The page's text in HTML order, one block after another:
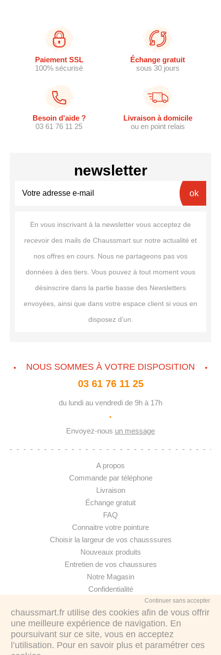
Paiement SSL
100% sécurisé
Échange gratuit
sous 30 jours
Besoin d'aide ?
03 61 76 11 25
Livraison à domicile
ou en point relais
newsletter
ok
En vous inscrivant à la newsletter vous acceptez de
recevoir des mails de Chaussmart sur notre actualité et
nos offres en cours. Nous ne partageons pas vos
données à des tiers. Vous pouvez à tout moment vous
désinscrire dans la partie basse des Newsletters
envoyées, ainsi que dans votre espace client si vous en
disposez d’un.
chaussmart.fr utilise des cookies afin de vous offrir
une meilleure expérience de navigation. En
poursuivant sur ce site, vous en acceptez
l’utilisation. Pour en savoir plus et paramétrer ces
Continuer sans accepter
NOUS SOMMES À VOTRE DISPOSITION
03 61 76 11 25
du lundi au vendredi de 9h à 17h
·
Envoyez-nous un message
A propos
Commande par téléphone
Livraison
Échange gratuit
FAQ
Connaitre votre pointure
Choisir la largeur de vos chausssures
Nouveaux produits
Entretien de vos chaussures
Notre Magasin
Confidentialité
·